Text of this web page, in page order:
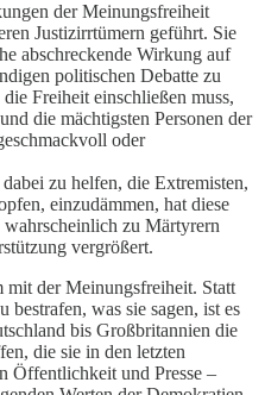
der Meinungsfreiheit
Justizirrtümern geführt. Sie
abschreckende Wirkung auf
politischen Debatte zu
Freiheit einschließen muss,
die mächtigsten Personen der
oder
zu helfen, die Extremisten,
einzudämmen, hat diese
zu Märtyrern
vergrößert.
mit der Meinungsfreiheit. Statt
was sie sagen, ist es
bis Großbritannien die
die sie in den letzten
Öffentlichkeit und Presse –